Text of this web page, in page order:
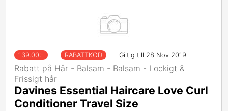
139.00:- RABATTKOD Giltig till 28 Nov 2019
Rabatt på Hår - Balsam - Balsam - Lockigt &
Frissigt hår
Davines Essential Haircare Love Curl
Conditioner Travel Size